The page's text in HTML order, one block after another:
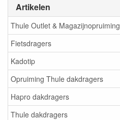
Artikelen
Thule Outlet & Magazijnopruiming
Fietsdragers
Kadotip
Opruiming Thule dakdragers
Hapro dakdragers
Thule dakdragers